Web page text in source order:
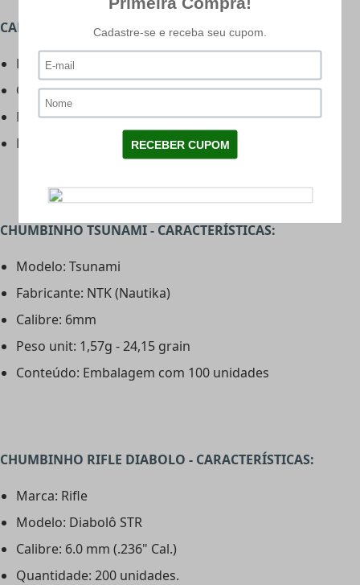
CAPA LC - CARACTERÍSTICAS:
Fabricante: Loja da Carabina
Cor: Preto
Material: Nylon
Bolso lateral: Sim
CHUMBINHO TSUNAMI - CARACTERÍSTICAS:
Modelo: Tsunami
Fabricante: NTK (Nautika)
Calibre: 6mm
Peso unit: 1,57g - 24,15 grain
Conteúdo: Embalagem com 100 unidades
CHUMBINHO RIFLE DIABOLO - CARACTERÍSTICAS:
Marca: Rifle
Modelo: Diabolô STR
Calibre: 6.0 mm (.236" Cal.)
Quantidade: 200 unidades.